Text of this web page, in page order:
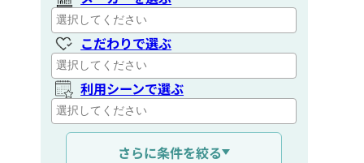
こだわりで選ぶ
利用シーンで選ぶ
通信距離を選ぶ
さらに条件を絞る